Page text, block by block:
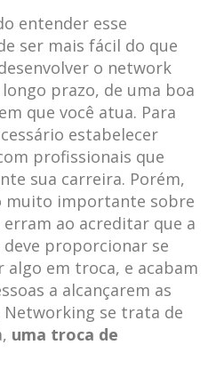
entender esse
ser mais fácil do que
o network
prazo, de uma boa
que você atua. Para
estabelecer
profissionais que
sua carreira. Porém,
muito importante sobre
ao acreditar que a
proporcionar se
em troca, e acabam
a alcançarem as
Networking se trata de
uma troca de